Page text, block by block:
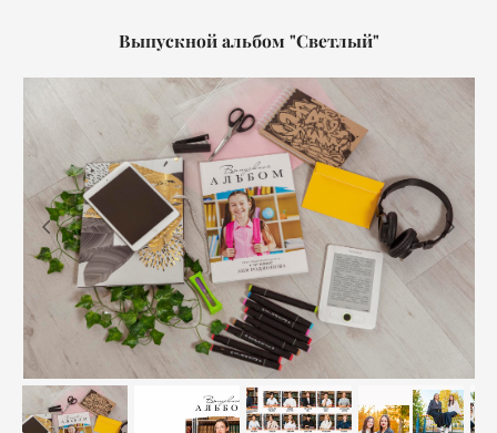
Выпускной альбом "Светлый"